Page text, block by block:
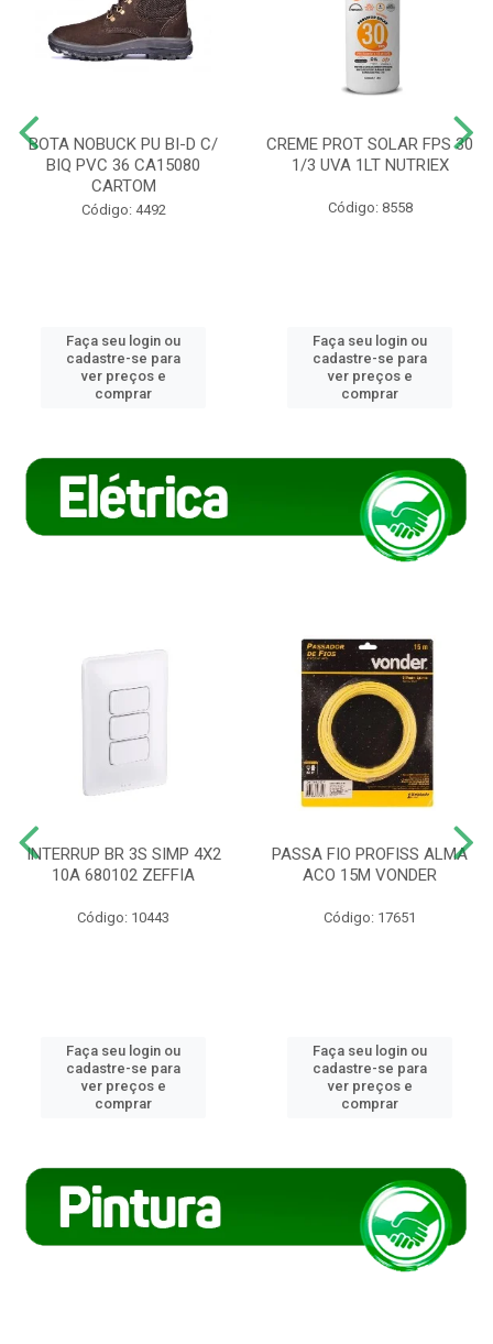
BOTA NOBUCK PU BI-D C/
BIQ PVC 36 CA15080
CARTOM
Código: 4492
Faça seu login ou
cadastre-se para
ver preços e
comprar
CREME PROT SOLAR FPS 30
1/3 UVA 1LT NUTRIEX
Código: 8558
Faça seu login ou
cadastre-se para
ver preços e
comprar
INTERRUP BR 3S SIMP 4X2
10A 680102 ZEFFIA
Código: 10443
Faça seu login ou
cadastre-se para
ver preços e
comprar
PASSA FIO PROFISS ALMA
ACO 15M VONDER
Código: 17651
Faça seu login ou
cadastre-se para
ver preços e
comprar